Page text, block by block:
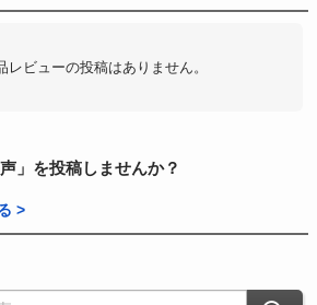
レビューの投稿はありません。
」を投稿しませんか？
>